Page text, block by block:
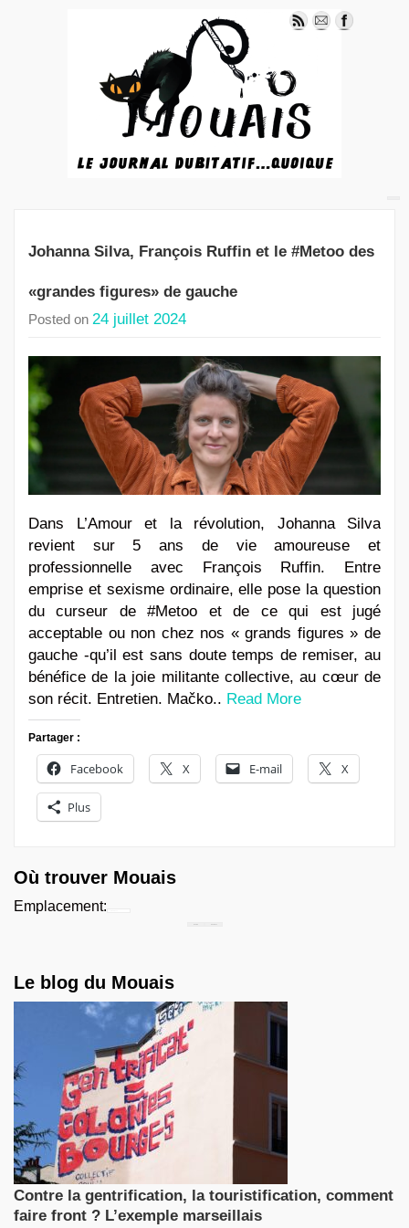
Johanna Silva, François Ruffin et le #Metoo des
«grandes figures» de gauche
Posted on 24 juillet 2024
Dans L’Amour et la révolution, Johanna Silva
revient sur 5 ans de vie amoureuse et
professionnelle avec François Ruffin. Entre
emprise et sexisme ordinaire, elle pose la question
du curseur de #Metoo et de ce qui est jugé
acceptable ou non chez nos « grands figures » de
gauche -qu’il est sans doute temps de remiser, au
bénéfice de la joie militante collective, au cœur de
son récit. Entretien. Mačko.. Read More
Partager :
Facebook X E-mail X
Plus
Où trouver Mouais
Emplacement:
Le blog du Mouais
Contre la gentrification, la touristification, comment
faire front ? L’exemple marseillais